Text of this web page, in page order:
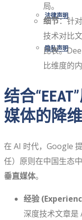
法律声明
隐私声明
局。
细节：针
技术对比
比表。
比维度的内
结合
媒体的降
在 AI 时代，Google
任）原则在中国生态中
垂直媒体。
经验
深度技术文章是